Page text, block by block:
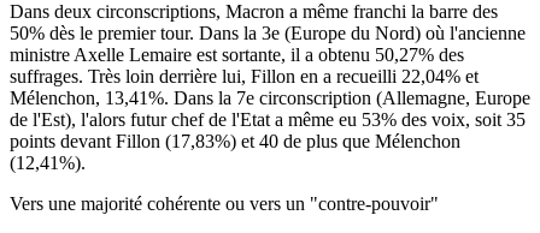
Dans deux circonscriptions, Macron a même franchi la barre des
50% dès le premier tour. Dans la 3e (Europe du Nord) où l'ancienne
ministre Axelle Lemaire est sortante, il a obtenu 50,27% des
suffrages. Très loin derrière lui, Fillon en a recueilli 22,04% et
Mélenchon, 13,41%. Dans la 7e circonscription (Allemagne, Europe
de l'Est), l'alors futur chef de l'Etat a même eu 53% des voix, soit 35
points devant Fillon (17,83%) et 40 de plus que Mélenchon
(12,41%).
Vers une majorité cohérente ou vers un "contre-pouvoir"